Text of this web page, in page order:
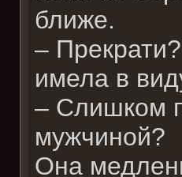
ближе.
–
имела в
– Слишком
мужчиной?
Она